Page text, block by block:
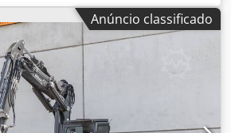
h, Informações Gerais Ano do
de série: DCH210R5NCEAH2500
Número de cilindros: 4 Peso próprio:
Largura de trabalho: 300 cm
Estado técnico: muito bom
bom Informações Financeiras Dsdpfx
Sob consulta Garantia Garantia: De
de manutenção completo, pronto
Anúncio classificado